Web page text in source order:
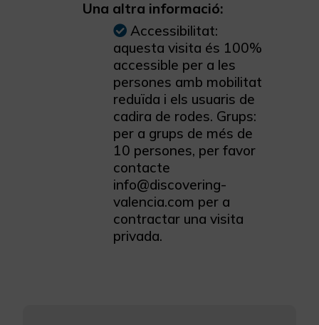
Una altra informació:
Accessibilitat:
aquesta visita és 100%
accessible per a les
persones amb mobilitat
reduïda i els usuaris de
cadira de rodes. Grups:
per a grups de més de
10 persones, per favor
contacte
info@discovering-
valencia.com per a
contractar una visita
privada.